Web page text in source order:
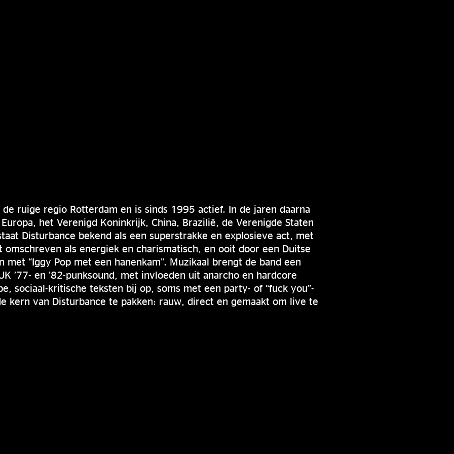
ruige regio Rotterdam en is sinds 1995 actief. In de jaren daarna
het Verenigd Koninkrijk, China, Brazilië, de Verenigde Staten
Disturbance bekend als een superstrakke en explosieve act, met
omschreven als energiek en charismatisch, en ooit door een Duitse
met “Iggy Pop met een hanenkam”. Muzikaal brengt de band een
’77- en ’82-punksound, met invloeden uit anarcho en hardcore
sociaal-kritische teksten bij op, soms met een party- of “fuck you”-
kern van Disturbance te pakken: rauw, direct en gemaakt om live te